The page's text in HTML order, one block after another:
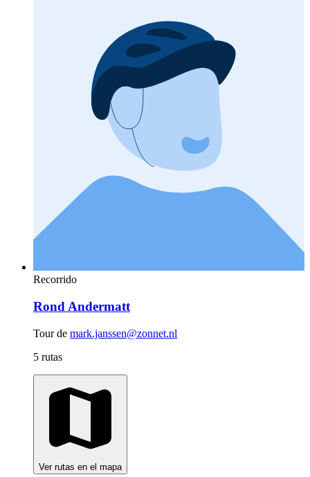
Recorrido
Rond Andermatt
Tour de mark.janssen@zonnet.nl
5 rutas
Ver rutas en el mapa